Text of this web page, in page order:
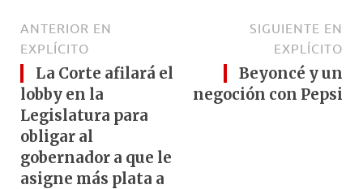
ANTERIOR EN
EXPLÍCITO
La Corte afilará el
lobby en la
Legislatura para
obligar al
gobernador a que le
asigne más plata a
SIGUIENTE EN
EXPLÍCITO
Beyoncé y un
negoción con Pepsi